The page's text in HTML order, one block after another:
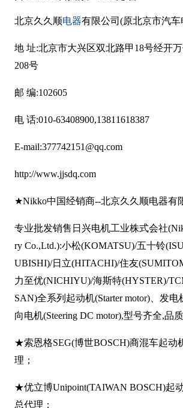
北京久久顺电器有限公司(原北京市汽车
地 址:北京市大兴区双北路甲18号经开
208号
邮 编:102605
电 话:010-63408900,13811618387
E-mail:377742151@qq.com
http://www.jjsdq.com
★Nikko中国经销商--北京久久顺电器有
专业批发销售日兴电机工业株式会社
ry Co.,Ltd.):小松(KOMATSU)/五十铃
UBISHI)/日立(HITACHI)/住友
力至优(NICHIYU)/海斯特(HYSTER)/
SAN)全系列起动机(Starter motor)、发电
向电机(Steering DC motor),型号齐全,品
★索恩格SEG(博世BOSCH)商混车起动
理；
★优立博Unipoint(TAIWAN BOSCH)起
总代理；